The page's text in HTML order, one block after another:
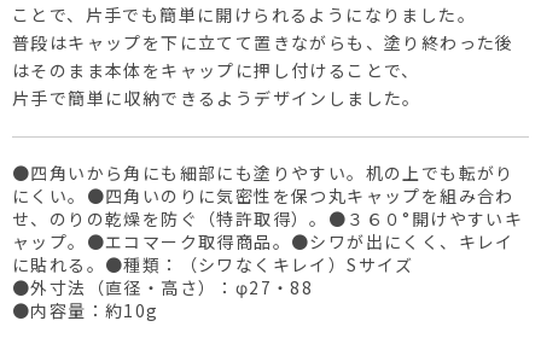
ことで、片手でも簡単に開けられるようになりました。
普段はキャップを下に立てて置きながらも、塗り終わった後
はそのまま本体をキャップに押し付けることで、
片手で簡単に収納できるようデザインしました。
●四角いから角にも細部にも塗りやすい。机の上でも転がり
にくい。●四角いのりに気密性を保つ丸キャップを組み合わ
せ、のりの乾燥を防ぐ（特許取得）。●３６０°開けやすいキ
ャップ。●エコマーク取得商品。●シワが出にくく、キレイ
に貼れる。●種類：（シワなくキレイ）Sサイズ
●外寸法（直径・高さ）：φ27・88
●内容量：約10g